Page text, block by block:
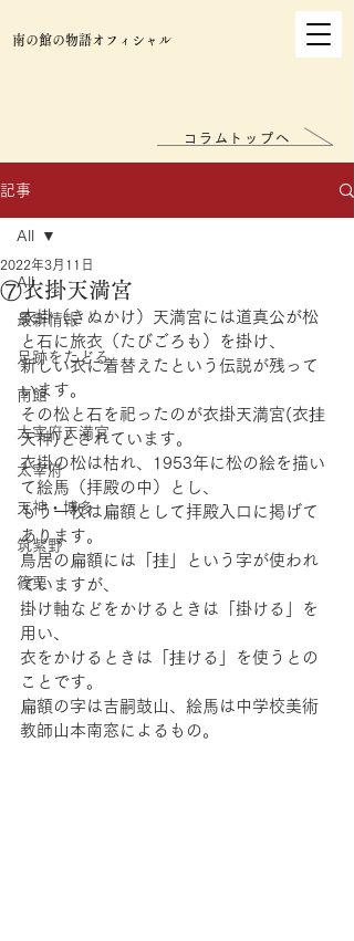
南の館の物語オフィシャル
記事
All
最新情報
足跡をたどる
南館
太宰府天満宮
太宰府
天神・博多
筑紫野
篠栗
All
⑦衣掛天満宮
2022年3月11日
衣掛（きぬかけ）天満宮には道真公が松
と石に旅衣（たびごろも）を掛け、
新しい衣に着替えたという伝説が残って
います。
その松と石を祀ったのが衣掛天満宮(衣挂
天神)とされています。
衣掛の松は枯れ、1953年に松の絵を描い
て絵馬（拝殿の中）とし、
もう一枚は扁額として拝殿入口に掲げて
あります。
鳥居の扁額には「挂」という字が使われ
ていますが、
掛け軸などをかけるときは「掛ける」を
用い、
衣をかけるときは「挂ける」を使うとの
ことです。
扁額の字は吉嗣鼓山、絵馬は中学校美術
教師山本南窓によるもの。
コラムトップへ